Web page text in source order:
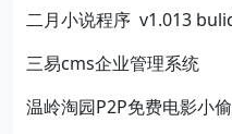
二月小说程序 v1.013
三易cms企业管理系统
温岭淘园P2P免费电影小